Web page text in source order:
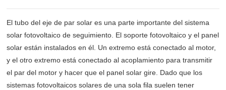
El tubo del eje de par solar es una parte importante del sistema
solar fotovoltaico de seguimiento. El soporte fotovoltaico y el panel
solar están instalados en él. Un extremo está conectado al motor,
y el otro extremo está conectado al acoplamiento para transmitir
el par del motor y hacer que el panel solar gire. Dado que los
sistemas fotovoltaicos solares de una sola fila suelen tener